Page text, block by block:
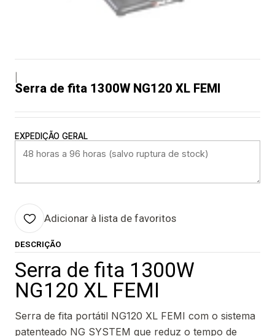
Serra de fita 1300W NG120 XL FEMI
EXPEDIÇÃO GERAL
Adicionar à lista de favoritos
DESCRIÇÃO
Serra de fita 1300W
NG120 XL FEMI
Serra de fita portátil NG120 XL FEMI com o sistema
patenteado NG SYSTEM que reduz o tempo de